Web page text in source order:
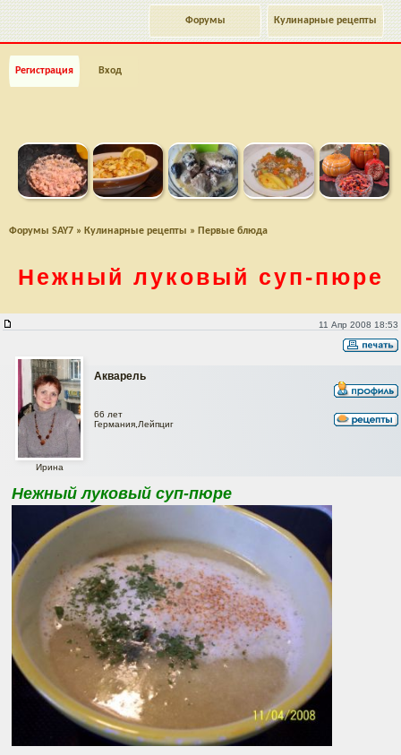
Кулинарные рецепты
Форумы
Регистрация Вход
Форумы SAY7 » Кулинарные рецепты » Первые блюда
Нежный луковый суп-пюре
11 Апр 2008 18:53
Акварель
Ирина
66 лет
Германия,Лейпциг
Нежный луковый суп-пюре